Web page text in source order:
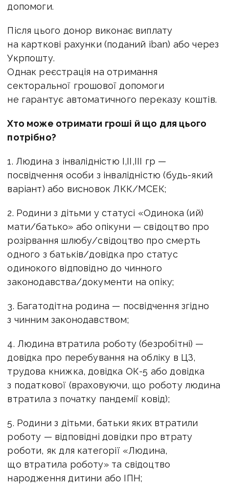
допомоги.
Після цього донор виконає виплату
на карткові рахунки (поданий іban) або через
Укрпошту.
Однак реєстрація на отримання
секторальної грошової допомоги
не гарантує автоматичного переказу коштів.
Хто може отримати гроші й що для цього
потрібно?
1. Людина з інвалідністю І,ІІ,ІІІ гр —
посвідчення особи з інвалідністю (будь-який
варіант) або висновок ЛКК/МСЕК;
2. Родини з дітьми у статусі «Одинока (ий)
мати/батько» або опікуни — свідоцтво про
розірвання шлюбу/свідоцтво про смерть
одного з батьків/довідка про статус
одинокого відповідно до чинного
законодавства/документи на опіку;
3. Багатодітна родина — посвідчення згідно
з чинним законодавством;
4. Людина втратила роботу (безробітні) —
довідка про перебування на обліку в ЦЗ,
трудова книжка, довідка ОК-5 або довідка
з податкової (враховуючи, що роботу людина
втратила з початку пандемії ковід);
5. Родини з дітьми, батьки яких втратили
роботу — відповідні довідки про втрату
роботи, як для категорії «Людина,
що втратила роботу» та свідоцтво
народження дитини або ІПН;